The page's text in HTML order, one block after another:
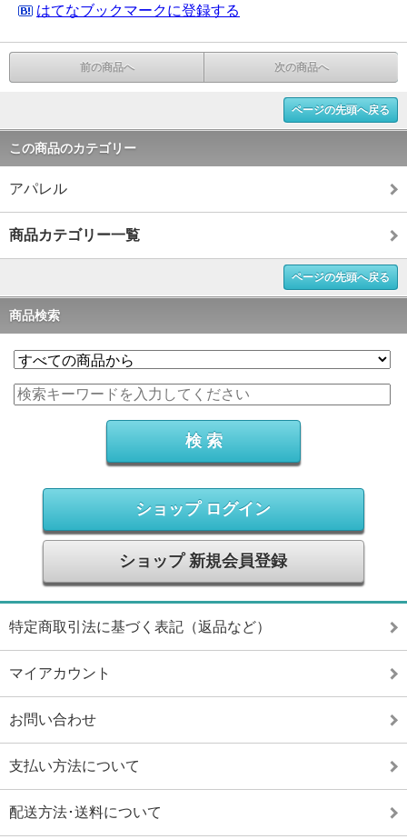
はてなブックマークに登録する
前の商品へ 次の商品へ
ページの先頭へ戻る
この商品のカテゴリー
アパレル
商品カテゴリー一覧
ページの先頭へ戻る
商品検索
ショップ ログイン
ショップ 新規会員登録
特定商取引法に基づく表記（返品など）
マイアカウント
お問い合わせ
支払い方法について
配送方法･送料について